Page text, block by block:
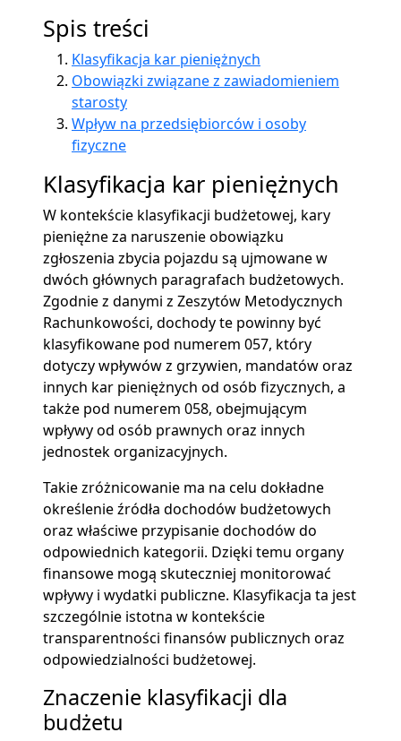
Spis treści
Klasyfikacja kar pieniężnych
Obowiązki związane z zawiadomieniem
starosty
Wpływ na przedsiębiorców i osoby
fizyczne
Klasyfikacja kar pieniężnych
W kontekście klasyfikacji budżetowej, kary
pieniężne za naruszenie obowiązku
zgłoszenia zbycia pojazdu są ujmowane w
dwóch głównych paragrafach budżetowych.
Zgodnie z danymi z Zeszytów Metodycznych
Rachunkowości, dochody te powinny być
klasyfikowane pod numerem 057, który
dotyczy wpływów z grzywien, mandatów oraz
innych kar pieniężnych od osób fizycznych, a
także pod numerem 058, obejmującym
wpływy od osób prawnych oraz innych
jednostek organizacyjnych.
Takie zróżnicowanie ma na celu dokładne
określenie źródła dochodów budżetowych
oraz właściwe przypisanie dochodów do
odpowiednich kategorii. Dzięki temu organy
finansowe mogą skuteczniej monitorować
wpływy i wydatki publiczne. Klasyfikacja ta jest
szczególnie istotna w kontekście
transparentności finansów publicznych oraz
odpowiedzialności budżetowej.
Znaczenie klasyfikacji dla
budżetu